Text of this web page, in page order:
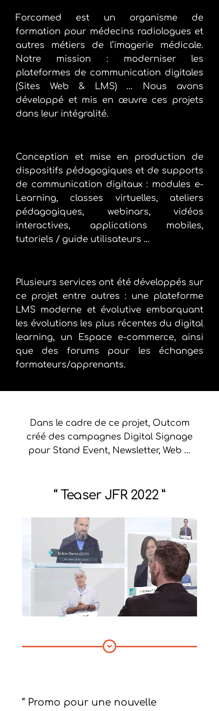
Forcomed est un organisme de
formation pour médecins radiologues et
autres métiers de l’imagerie médicale.
Notre mission : moderniser les
plateformes de communication digitales
(Sites Web & LMS) … Nous avons
développé et mis en œuvre ces projets
dans leur intégralité.
Conception et mise en production de
dispositifs pédagogiques et de supports
de communication digitaux : modules e-
Learning, classes virtuelles, ateliers
pédagogiques, webinars, vidéos
interactives, applications mobiles,
tutoriels / guide utilisateurs …
Plusieurs services ont été développés sur
ce projet entre autres : une plateforme
LMS moderne et évolutive embarquant
les évolutions les plus récentes du digital
learning, un Espace e-commerce, ainsi
que des forums pour les échanges
formateurs/apprenants.
Dans le cadre de ce projet, Outcom
créé des campagnes Digital Signage
pour Stand Event, Newsletter, Web …
“ Teaser JFR 2022 ”
“ Promo pour une nouvelle